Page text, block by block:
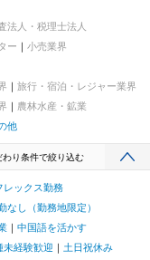
法人・税理士法人
ー
小売業界
旅行・宿泊・レジャー業界
農林水産・鉱業
他
り条件で絞り込む
レックス勤務
なし（勤務地限定）
中国語を活かす
未経験歓迎
土日祝休み